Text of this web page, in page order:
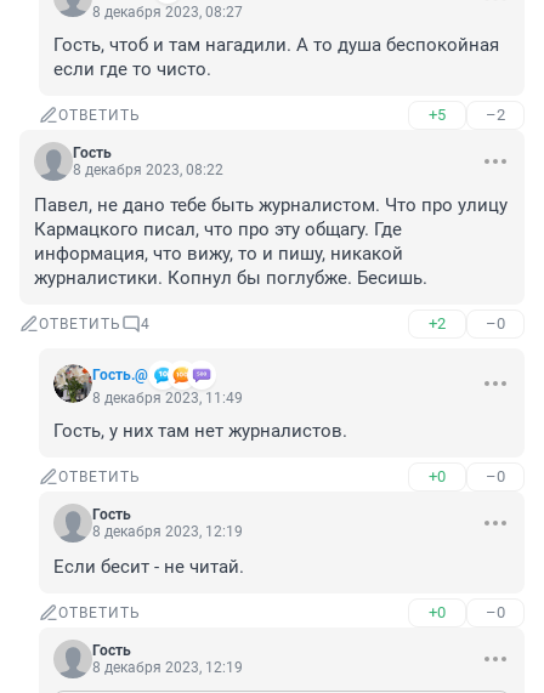
8 декабря 2023, 08:27
Гость, чтоб и там нагадили. А то душа беспокойная
если где то чисто.
ОТВЕТИТЬ +5 –2
Гость
8 декабря 2023, 08:22
Павел, не дано тебе быть журналистом. Что про улицу
Кармацкого писал, что про эту общагу. Где
информация, что вижу, то и пишу, никакой
журналистики. Копнул бы поглубже. Бесишь.
ОТВЕТИТЬ 4 +2 –0
Гость.@
8 декабря 2023, 11:49
Гость, у них там нет журналистов.
ОТВЕТИТЬ +0 –0
Гость
8 декабря 2023, 12:19
Если бесит - не читай.
ОТВЕТИТЬ +0 –0
Гость
8 декабря 2023, 12:19